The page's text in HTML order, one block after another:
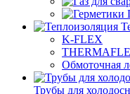
K-FLEX
Обмоточная
Трубы для